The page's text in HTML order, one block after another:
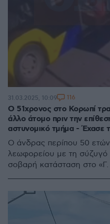
Ο 51χρονος στο Κορωπί
άλλο άτομο πριν την
αστυνομικό τμήμα - Έχασε
Ο άνδρας περίπου 50
λεωφορείου με τη
σοβαρή κατάσταση στο
31.03.2025, 10:09 116